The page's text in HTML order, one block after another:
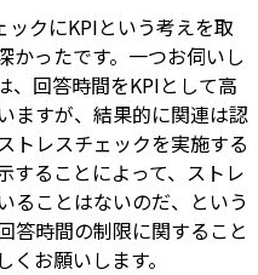
クにKPIという考えを取
かったです。一つお伺いし
、回答時間をKPIとして高
ますが、結果的に関連は認
トレスチェックを実施する
することによって、ストレ
ることはないのだ、という
答時間の制限に関すること
お願いします。